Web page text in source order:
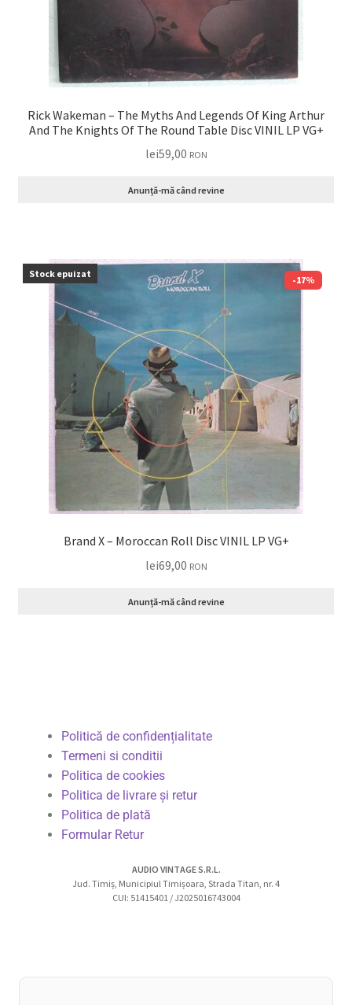
Rick Wakeman – The Myths And Legends Of King Arthur
And The Knights Of The Round Table Disc VINIL LP VG+
lei59,00 RON
Anunță-mă când revine
Stock epuizat
-17%
Brand X – Moroccan Roll Disc VINIL LP VG+
lei69,00 RON
Anunță-mă când revine
Politică de confidențialitate
Termeni si conditii
Politica de cookies
Politica de livrare și retur
Politica de plată
Formular Retur
AUDIO VINTAGE S.R.L.
Jud. Timiș, Municipiul Timișoara, Strada Titan, nr. 4
CUI: 51415401 / J2025016743004